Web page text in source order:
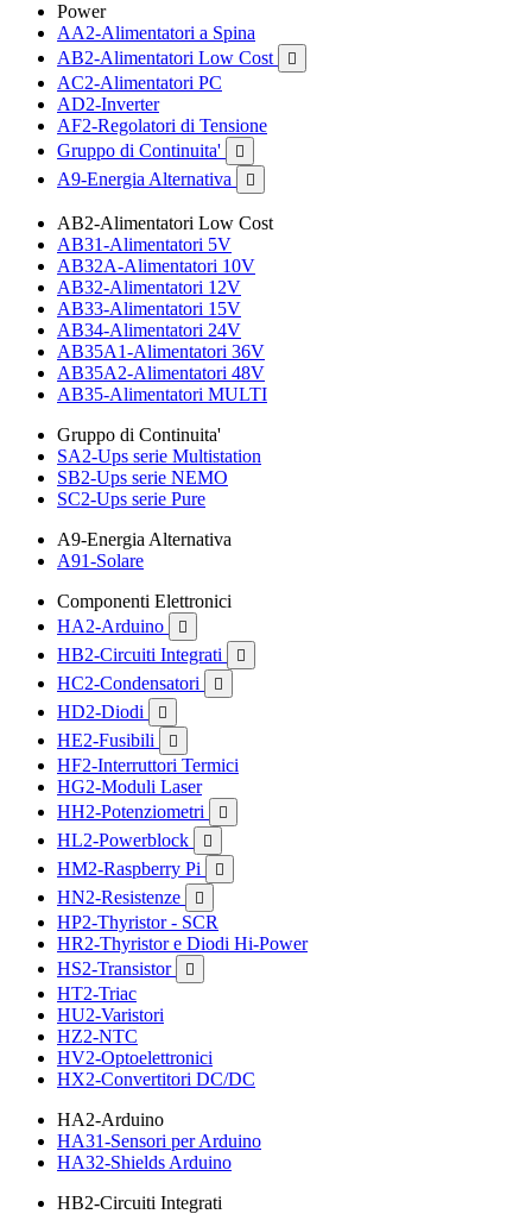
Power
AA2-Alimentatori a Spina
AB2-Alimentatori Low Cost

AC2-Alimentatori PC
AD2-Inverter
AF2-Regolatori di Tensione
Gruppo di Continuita'

A9-Energia Alternativa 
AB2-Alimentatori Low Cost
AB31-Alimentatori 5V
AB32A-Alimentatori 10V
AB32-Alimentatori 12V
AB33-Alimentatori 15V
AB34-Alimentatori 24V
AB35A1-Alimentatori 36V
AB35A2-Alimentatori 48V
AB35-Alimentatori MULTI
Gruppo di Continuita'
SA2-Ups serie Multistation
SB2-Ups serie NEMO
SC2-Ups serie Pure
A9-Energia Alternativa
A91-Solare
Componenti Elettronici
HA2-Arduino

HB2-Circuiti Integrati 
HC2-Condensatori 
HD2-Diodi 
HE2-Fusibili 
HF2-Interruttori Termici
HG2-Moduli Laser
HH2-Potenziometri

HL2-Powerblock 
HM2-Raspberry Pi 
HN2-Resistenze 
HP2-Thyristor - SCR
HR2-Thyristor e Diodi Hi-Power
HS2-Transistor

HT2-Triac
HU2-Varistori
HZ2-NTC
HV2-Optoelettronici
HX2-Convertitori DC/DC
HA2-Arduino
HA31-Sensori per Arduino
HA32-Shields Arduino
HB2-Circuiti Integrati